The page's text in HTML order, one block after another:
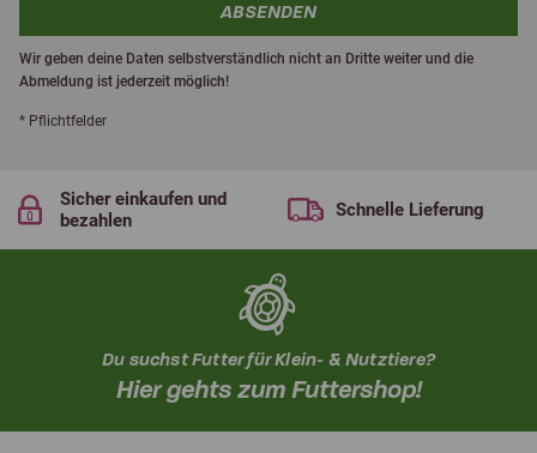
ABSENDEN
Wir geben deine Daten selbstverständlich nicht an Dritte weiter und die
Abmeldung ist jederzeit möglich!
* Pflichtfelder
Sicher einkaufen und
bezahlen
Schnelle Lieferung
Du suchst Futter für Klein- & Nutztiere?
Hier gehts zum Futtershop!